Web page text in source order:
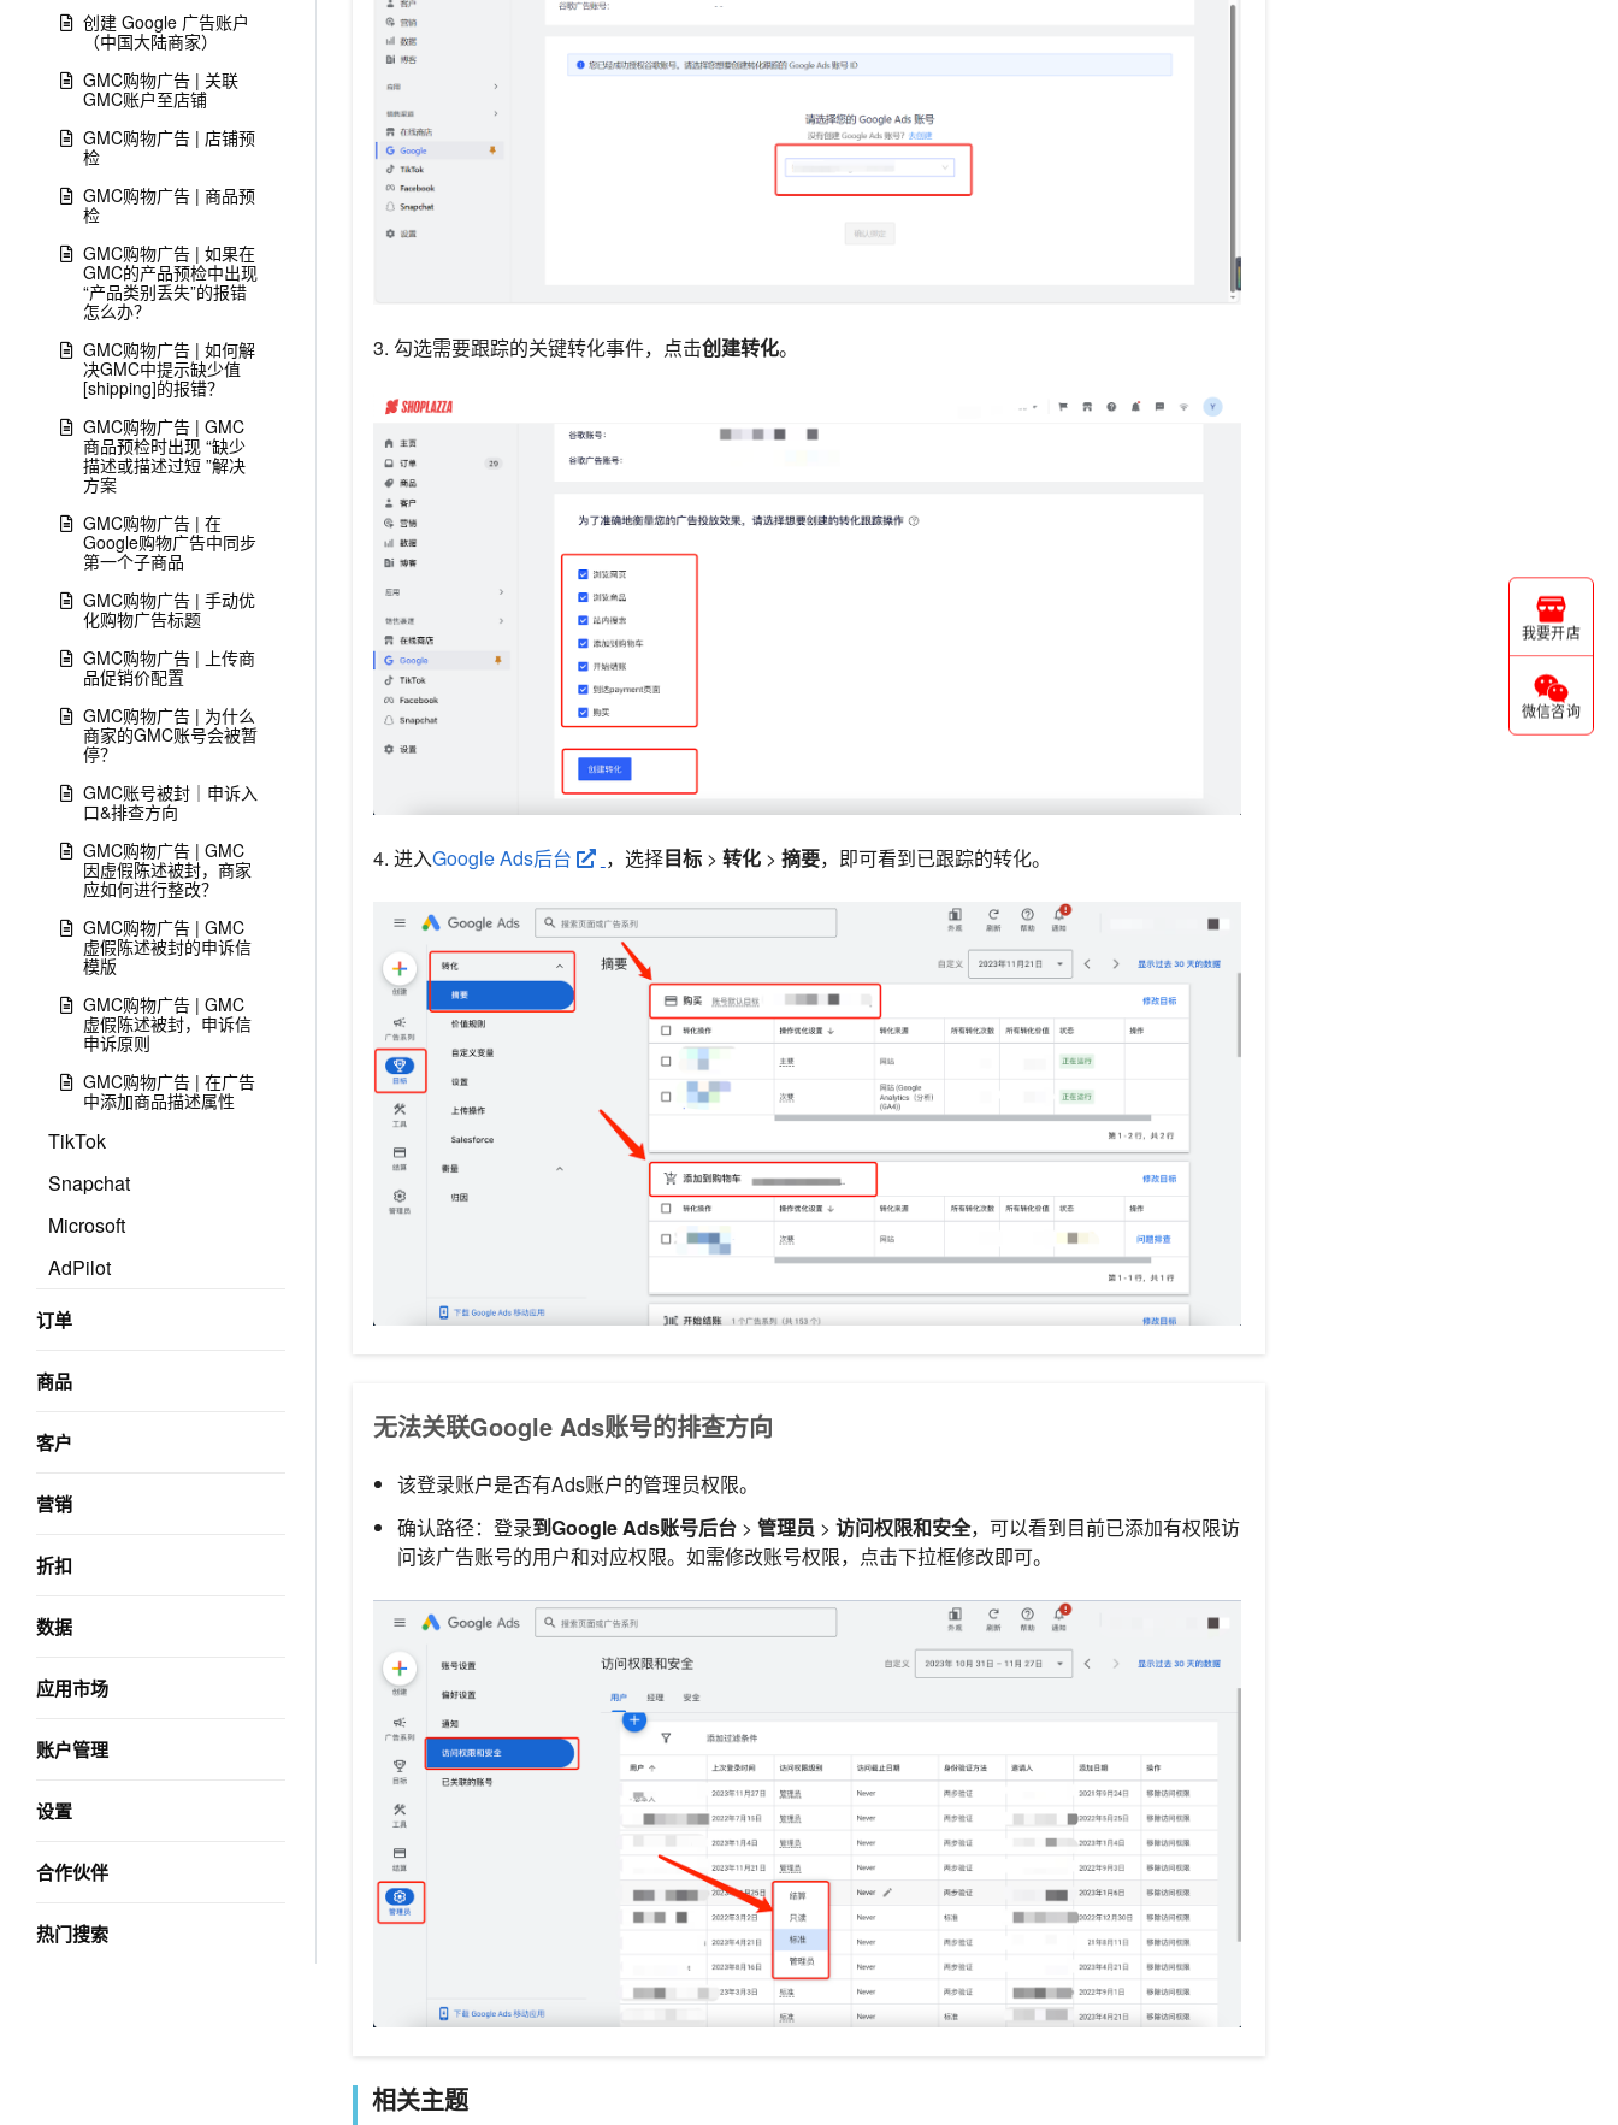
创建 Google 广告账户
（中国大陆商家）
GMC购物广告 | 关联
GMC账户至店铺
GMC购物广告 | 店铺预
检
GMC购物广告 | 商品预
检
GMC购物广告 | 如果在
GMC的产品预检中出现
“产品类别丢失”的报错
怎么办？
GMC购物广告 | 如何解
决GMC中提示缺少值
[shipping]的报错？
GMC购物广告 | GMC
商品预检时出现 “缺少
描述或描述过短 ”解决
方案
GMC购物广告 | 在
Google购物广告中同步
第一个子商品
GMC购物广告 | 手动优
化购物广告标题
GMC购物广告 | 上传商
品促销价配置
GMC购物广告 | 为什么
商家的GMC账号会被暂
停？
GMC账号被封｜申诉入
口&排查方向
GMC购物广告 | GMC
因虚假陈述被封，商家
应如何进行整改？
GMC购物广告 | GMC
虚假陈述被封的申诉信
模版
GMC购物广告 | GMC
虚假陈述被封，申诉信
申诉原则
GMC购物广告 | 在广告
中添加商品描述属性
TikTok
Snapchat
Microsoft
AdPilot
订单
商品
客户
营销
折扣
数据
应用市场
账户管理
设置
合作伙伴
热门搜索
3. 勾选需要跟踪的关键转化事件，点击创建转化。
4. 进入Google Ads后台 ，选择目标 > 转化> 摘要，即可看到已跟踪的转化。
无法关联Google Ads账号的排查方向
该登录账户是否有Ads账户的管理员权限。
确认路径：登录到Google Ads账号后台> 管理员 > 访问权限和安全，可以看到目前已添加有权限访
问该广告账号的用户和对应权限。如需修改账号权限，点击下拉框修改即可。
相关主题
我要开店
微信咨询